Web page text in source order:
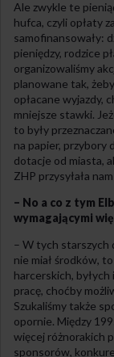
Ale zwykle te
hufca, czyli opłaty
samofinansowały:
pieniędzy, rodzice
organizowaliśmy
planowane tak,
opłacane wyjazdy,
mniejsze stawki.
to były
na papier, przybory
dotacje od miasta,
ZHP przysyłała
– No a co z tym
wymagającymi
– W tych starszych
nie miał środków,
harcerskich,
pracę, choćby
Szukaliśmy także
opornie. Między
więcej różnorakich
sponsorów,